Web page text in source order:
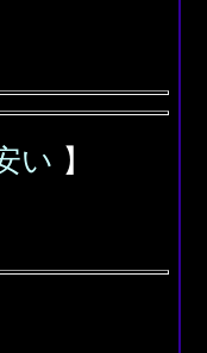
い 】